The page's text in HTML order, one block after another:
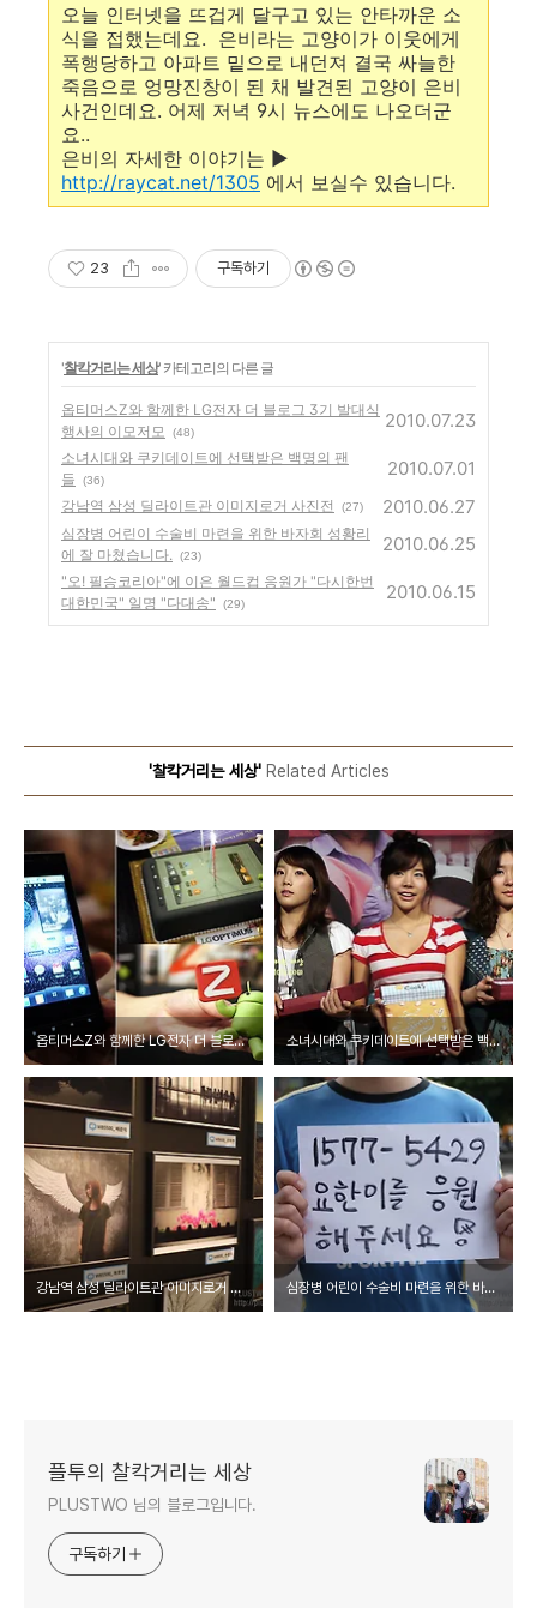
오늘 인터넷을 뜨겁게 달구고 있는 안타까운 소
식을 접했는데요. 은비라는 고양이가 이웃에게
폭행당하고 아파트 밑으로 내던져 결국 싸늘한
죽음으로 엉망진창이 된 채 발견된 고양이 은비
사건인데요. 어제 저녁 9시 뉴스에도 나오더군
요..
은비의 자세한 이야기는 ▶
http://raycat.net/1305 에서 보실수 있습니다.
23 구독하기
'찰칵거리는 세상' 카테고리의 다른 글
옵티머스Z와 함께한 LG전자 더 블로그 3기 발대식
행사의 이모저모
(48)
2010.07.23
소녀시대와 쿠키데이트에 선택받은 백명의 팬
들
(36)
2010.07.01
강남역 삼성 딜라이트관 이미지로거 사진전 (27) 2010.06.27
심장병 어린이 수술비 마련을 위한 바자회 성황리
에 잘 마쳤습니다.
(23)
2010.06.25
"오! 필승코리아"에 이은 월드컵 응원가 "다시한번
대한민국" 일명 "다대송"
(29)
2010.06.15
'찰칵거리는 세상'Related Articles
옵티머스Z와 함께한 LG전자 더 블로그 3기 발대식 행사의 이모저모 소녀시대와 쿠키데이트에 선택받은 백명의 팬들
강남역 삼성 딜라이트관 이미지로거 사진전 심장병 어린이 수술비 마련을 위한 바자회 성황리에 잘 마쳤습니다.
플투의 찰칵거리는 세상
PLUSTWO 님의 블로그입니다.
구독하기